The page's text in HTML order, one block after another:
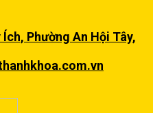
Phường An Hội Tây,